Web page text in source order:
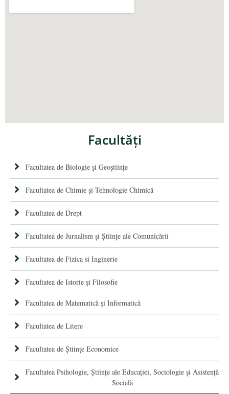
Facultăţi
Facultatea de Biologie și Geoștiințe
Facultatea de Chimie şi Tehnologie Chimică
Facultatea de Drept
Facultatea de Jurnalism şi Ştiinţe ale Comunicării
Facultatea de Fizica si Inginerie
Facultatea de Istorie şi Filosofie
Facultatea de Matematică şi Informatică
Facultatea de Litere
Facultatea de Științe Economice
Facultatea Psihologie, Ştiinţe ale Educaţiei, Sociologie și Asistență
Socială